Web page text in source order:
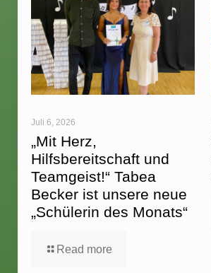
Juli 6, 2026
„Mit Herz,
Hilfsbereitschaft und
Teamgeist!“ Tabea
Becker ist unsere neue
„Schülerin des Monats“
Read more